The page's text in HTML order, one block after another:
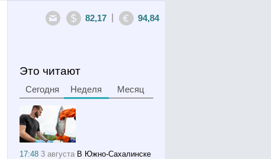
82,17 94,84
Это читают
Сегодня Неделя Месяц
17:483 августа В Южно-Сахалинске